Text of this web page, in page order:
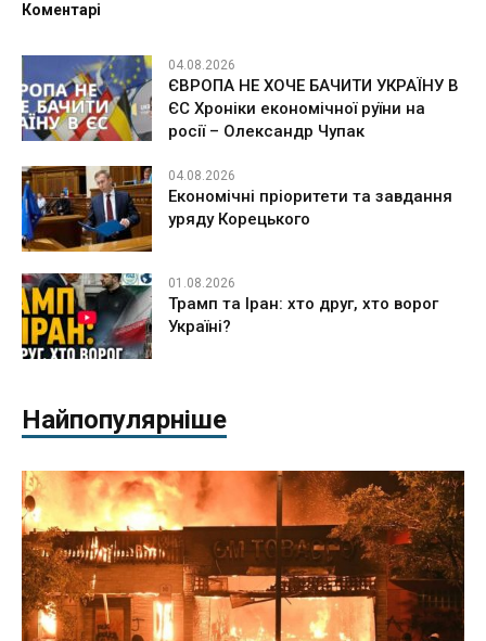
Коментарі
04.08.2026
ЄВРОПА НЕ ХОЧЕ БАЧИТИ УКРАЇНУ В
ЄС Хроніки економічної руїни на
росії – Олександр Чупак
04.08.2026
Економічні пріоритети та завдання
уряду Корецького
01.08.2026
Трамп та Іран: хто друг, хто ворог
Україні?
Найпопулярніше